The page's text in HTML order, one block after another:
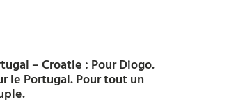
– Croatie : Pour Diogo.
le Portugal. Pour tout un